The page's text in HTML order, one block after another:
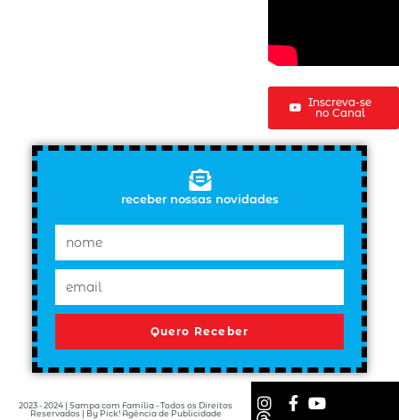
Inscreva-se
no Canal
receber nossas novidades
Quero Receber
2023 - 2024 | Sampa com Família - Todos os Direitos
Reservados | By Pick! Agência de Publicidade